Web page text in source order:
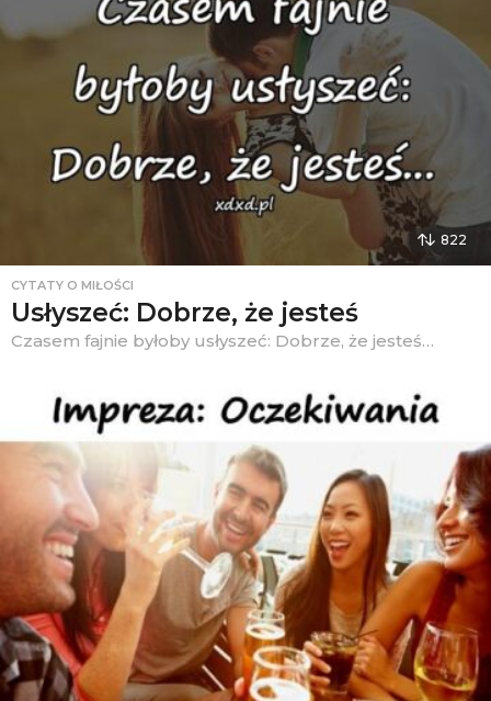
822
CYTATY O MIŁOŚCI
Usłyszeć: Dobrze, że jesteś
Czasem fajnie byłoby usłyszeć: Dobrze, że jesteś…